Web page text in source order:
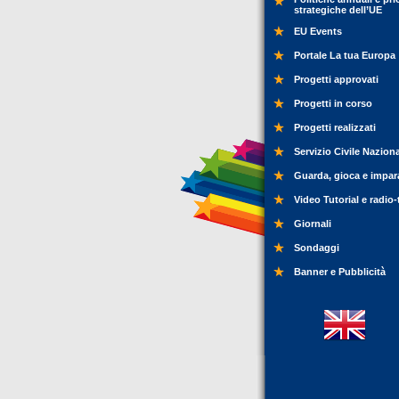
strategiche dell’UE
EU Events
Portale La tua Europa
Progetti approvati
Progetti in corso
Progetti realizzati
Servizio Civile
Guarda, gioca e
Video Tutorial e
Giornali
Sondaggi
Banner e Pubblicità